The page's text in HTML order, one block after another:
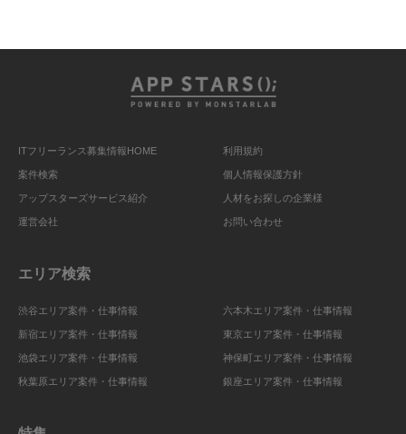
ITフリーランス募集情報HOME
案件検索
アップスターズサービス紹介
運営会社
利用規約
個人情報保護方針
人材をお探しの企業様
お問い合わせ
エリア検索
渋谷エリア案件・仕事情報
新宿エリア案件・仕事情報
池袋エリア案件・仕事情報
秋葉原エリア案件・仕事情報
六本木エリア案件・仕事情報
東京エリア案件・仕事情報
神保町エリア案件・仕事情報
銀座エリア案件・仕事情報